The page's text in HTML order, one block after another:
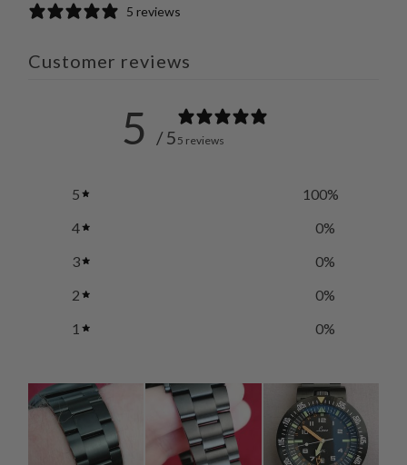
5 reviews
Customer reviews
5 / 5 5 reviews
5 100%
4
0%
3
0%
2
0%
1
0%